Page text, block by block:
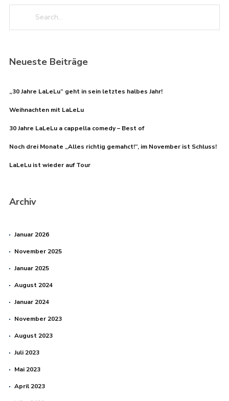
Neueste Beiträge
„30 Jahre LaLeLu“ geht in sein letztes halbes Jahr!
Weihnachten mit LaLeLu
30 Jahre LaLeLu a cappella comedy – Best of
Noch drei Monate „Alles richtig gemahct!“, im November ist Schluss!
LaLeLu ist wieder auf Tour
Archiv
Januar 2026
November 2025
Januar 2025
August 2024
Januar 2024
November 2023
August 2023
Juli 2023
Mai 2023
April 2023